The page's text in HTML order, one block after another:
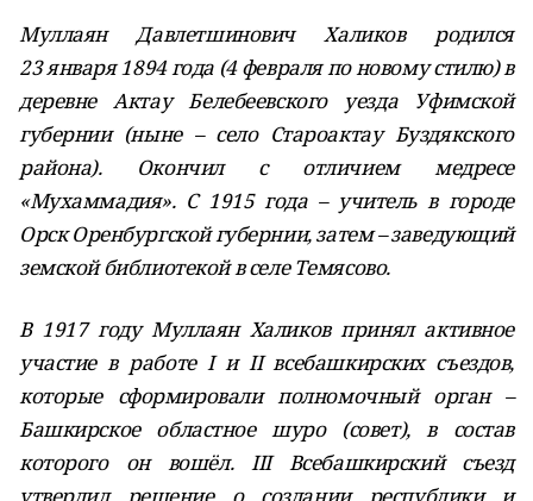
Муллаян Давлетшинович Халиков родился
23 января 1894 года (4 февраля по новому стилю) в
деревне Актау Белебеевского уезда Уфимской
губернии (ныне – село Староактау Буздякского
района). Окончил с отличием медресе
«Мухаммадия». С 1915 года – учитель в городе
Орск Оренбургской губернии, затем – заведующий
земской библиотекой в селе Темясово.
В 1917 году Муллаян Халиков принял активное
участие в работе I и II всебашкирских съездов,
которые сформировали полномочный орган –
Башкирское областное шуро (совет), в состав
которого он вошёл. III Всебашкирский съезд